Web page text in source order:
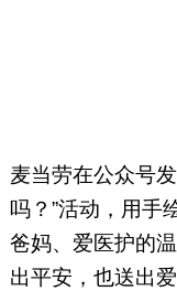
麦当劳在公众号
吗？”活动，用手
爸妈、爱医护的
出平安，也送出爱